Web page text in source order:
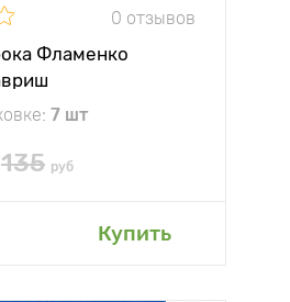
0 отзывов
Фламенко
7 шт
135 руб
Купить